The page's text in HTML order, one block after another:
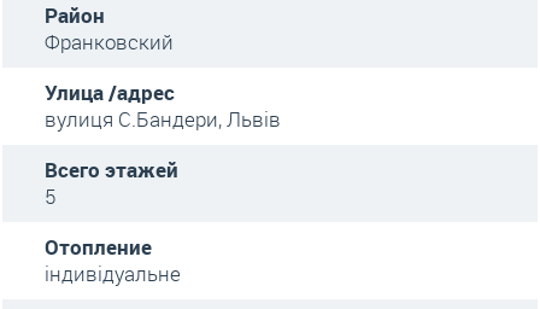
Район
Франковский
Улица /адрес
вулиця С.Бандери, Львів
Всего этажей
5
Отопление
індивідуальне